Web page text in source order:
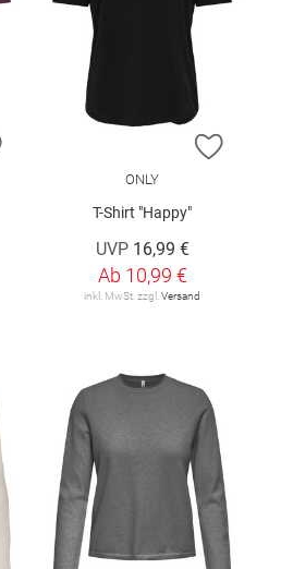
ZUR WUNSCHLISTE HINZUFÜGEN
ZUR
ONLY
T-Shirt "Happy"
UVP 16,99 €
Ab 10,99 €
inkl. MwSt. zzgl.Versand